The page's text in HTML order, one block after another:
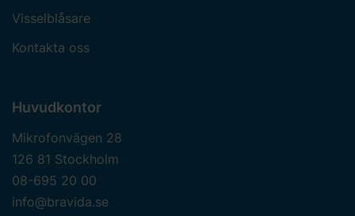
Visselblåsare
Kontakta oss
Huvudkontor
Mikrofonvägen 28
126 81 Stockholm
08-695 20 00
info@bravida.se